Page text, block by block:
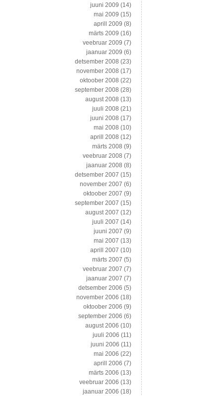
juuni 2009 (14)
mai 2009 (15)
aprill 2009 (8)
märts 2009 (16)
veebruar 2009 (7)
jaanuar 2009 (6)
detsember 2008 (23)
november 2008 (17)
oktoober 2008 (22)
september 2008 (28)
august 2008 (13)
juuli 2008 (21)
juuni 2008 (17)
mai 2008 (10)
aprill 2008 (12)
märts 2008 (9)
veebruar 2008 (7)
jaanuar 2008 (8)
detsember 2007 (15)
november 2007 (6)
oktoober 2007 (9)
september 2007 (15)
august 2007 (12)
juuli 2007 (14)
juuni 2007 (9)
mai 2007 (13)
aprill 2007 (10)
märts 2007 (5)
veebruar 2007 (7)
jaanuar 2007 (7)
detsember 2006 (5)
november 2006 (18)
oktoober 2006 (9)
september 2006 (6)
august 2006 (10)
juuli 2006 (11)
juuni 2006 (11)
mai 2006 (22)
aprill 2006 (7)
märts 2006 (13)
veebruar 2006 (13)
jaanuar 2006 (18)